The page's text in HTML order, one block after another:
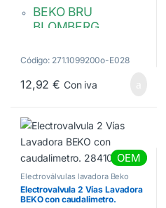
BEKO BRU
BLOMBERG
2 vías 180º. Ø vías
(mm): 12 mm.
Código: 271.1099200o-E028
12,92€ Con iva
OEM
Electroválvulas lavadora Beko
Electrovalvula 2 Vías Lavadora
BEKO con caudalimetro.